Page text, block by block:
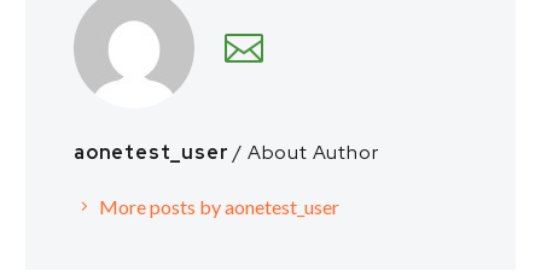
aonetest_user/ About Author
More posts by aonetest_user